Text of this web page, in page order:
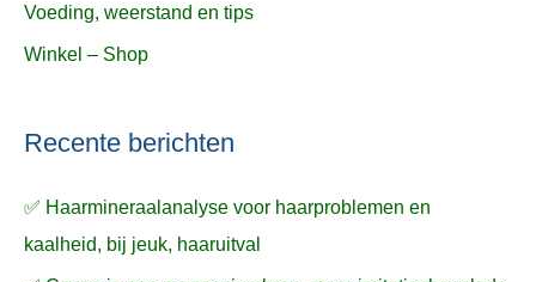
Voeding, weerstand en tips
Winkel – Shop
Recente berichten
✅ Haarmineraalanalyse voor haarproblemen en
kaalheid, bij jeuk, haaruitval